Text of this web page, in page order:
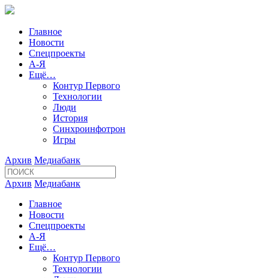
Главное
Новости
Спецпроекты
А-Я
Ещё…
Контур Первого
Технологии
Люди
История
Синхроинфотрон
Игры
Архив Медиабанк
Архив Медиабанк
Главное
Новости
Спецпроекты
А-Я
Ещё…
Контур Первого
Технологии